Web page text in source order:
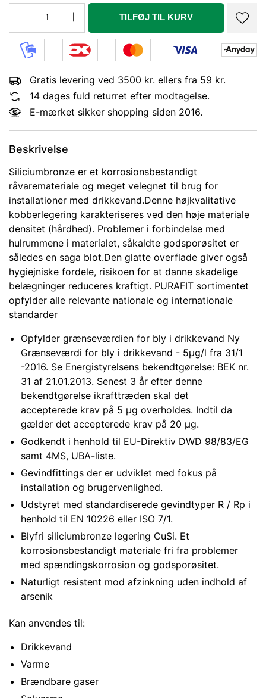
TILFØJ TIL KURV
Gratis levering ved 3500 kr. ellers fra 59 kr.
14 dages fuld returret efter modtagelse.
E-mærket sikker shopping siden 2016.
Beskrivelse
Siliciumbronze er et korrosionsbestandigt
råvaremateriale og meget velegnet til brug for
installationer med drikkevand.Denne højkvalitative
kobberlegering karakteriseres ved den høje materiale
densitet (hårdhed). Problemer i forbindelse med
hulrummene i materialet, såkaldte godsporøsitet er
således en saga blot.Den glatte overflade giver også
hygiejniske fordele, risikoen for at danne skadelige
belægninger reduceres kraftigt. PURAFIT sortimentet
opfylder alle relevante nationale og internationale
standarder
Opfylder grænseværdien for bly i drikkevand Ny
Grænseværdi for bly i drikkevand - 5µg/l fra 31/1
-2016. Se Energistyrelsens bekendtgørelse: BEK nr.
31 af 21.01.2013. Senest 3 år efter denne
bekendtgørelse ikrafttræden skal det
accepterede krav på 5 µg overholdes. Indtil da
gælder det accepterede krav på 20 µg.
Godkendt i henhold til EU-Direktiv DWD 98/83/EG
samt 4MS, UBA-liste.
Gevindfittings der er udviklet med fokus på
installation og brugervenlighed.
Udstyret med standardiserede gevindtyper R / Rp i
henhold til EN 10226 eller ISO 7/1.
Blyfri siliciumbronze legering CuSi. Et
korrosionsbestandigt materiale fri fra problemer
med spændingskorrosion og godsporøsitet.
Naturligt resistent mod afzinkning uden indhold af
arsenik
Kan anvendes til:
Drikkevand
Varme
Brændbare gaser